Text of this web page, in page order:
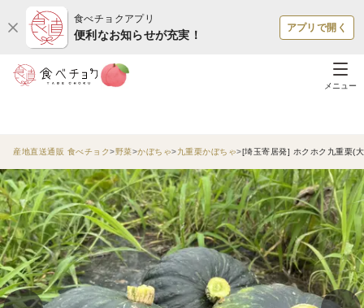
食べチョクアプリ
便利なお知らせが充実！
アプリで開く
メニュー
産地直送通販 食べチョク 野菜 かぼちゃ 九重栗かぼちゃ [埼玉寄居発] ホクホク九重栗(